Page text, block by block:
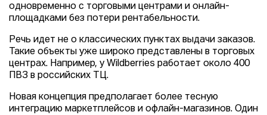
одновременно с торговыми центрами и онлайн-
площадками без потери рентабельности.
Речь идет не о классических пунктах выдачи заказов.
Такие объекты уже широко представлены в торговых
центрах. Например, у Wildberries работает около 400
ПВЗ в российских ТЦ.
Новая концепция предполагает более тесную
интеграцию маркетплейсов и офлайн-магазинов. Один